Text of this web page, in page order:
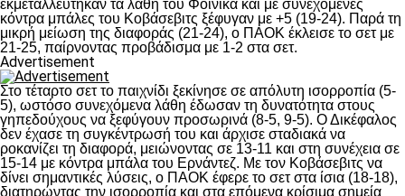
εκμεταλλεύτηκαν τα λάθη του Φοίνικα και με συνεχόμενες
κόντρα μπάλες του Κοβάσεβιτς ξέφυγαν με +5 (19-24). Παρά τη
μικρή μείωση της διαφοράς (21-24), ο ΠΑΟΚ έκλεισε το σετ με
21-25, παίρνοντας προβάδισμα με 1-2 στα σετ.
Advertisement
Στο τέταρτο σετ το παιχνίδι ξεκίνησε σε απόλυτη ισορροπία (5-
5), ωστόσο συνεχόμενα λάθη έδωσαν τη δυνατότητα στους
γηπεδούχους να ξεφύγουν προσωρινά (8-5, 9-5). Ο Δικέφαλος
δεν έχασε τη συγκέντρωσή του και άρχισε σταδιακά να
ροκανίζει τη διαφορά, μειώνοντας σε 13-11 και στη συνέχεια σε
15-14 με κόντρα μπάλα του Ερνάντεζ. Με τον Κοβάσεβιτς να
δίνει σημαντικές λύσεις, ο ΠΑΟΚ έφερε το σετ στα ίσια (18-18),
διατηρώντας την ισορροπία και στα επόμενα κρίσιμα σημεία